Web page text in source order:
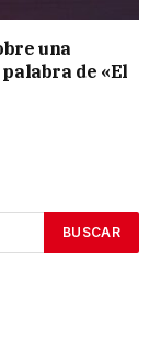
una
de «El